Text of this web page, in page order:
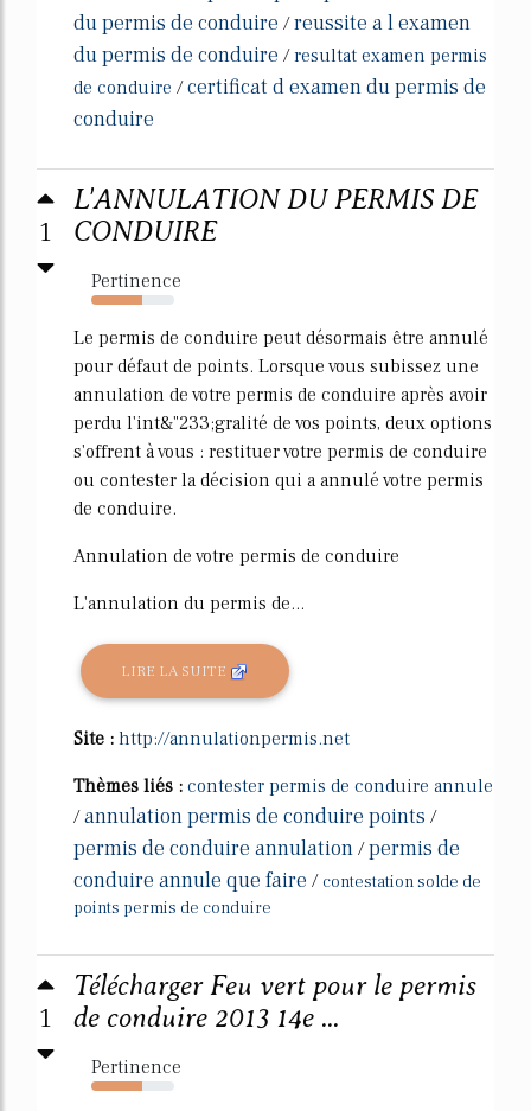
du permis de conduire /reussite a l examen
du permis de conduire /resultat examen permis
de conduire /certificat d examen du permis de
conduire
1
L'ANNULATION DU PERMIS DE
CONDUIRE
Pertinence
62%
Le permis de conduire peut désormais être annulé
pour défaut de points. Lorsque vous subissez une
annulation de votre permis de conduire après avoir
perdu l'int&"233;gralité de vos points, deux options
s'offrent à vous : restituer votre permis de conduire
ou contester la décision qui a annulé votre permis
de conduire.
Annulation de votre permis de conduire
L'annulation du permis de...
LIRE LA SUITE
Site : http://annulationpermis.net
Thèmes liés : contester permis de conduire annule
/annulation permis de conduire points /
permis de conduire annulation /permis de
conduire annule que faire / contestation solde de
points permis de conduire
1
Télécharger Feu vert pour le permis
de conduire 2013 14e ...
Pertinence
62%